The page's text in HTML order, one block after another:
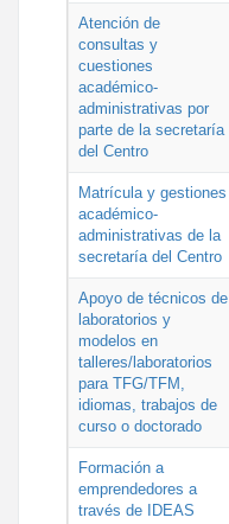
Atención de
consultas y
cuestiones
académico-
administrativas por
parte de la secretaría
del Centro
Matrícula y gestiones
académico-
administrativas de la
secretaría del Centro
Apoyo de técnicos de
laboratorios y
modelos en
talleres/laboratorios
para TFG/TFM,
idiomas, trabajos de
curso o doctorado
Formación a
emprendedores a
través de IDEAS